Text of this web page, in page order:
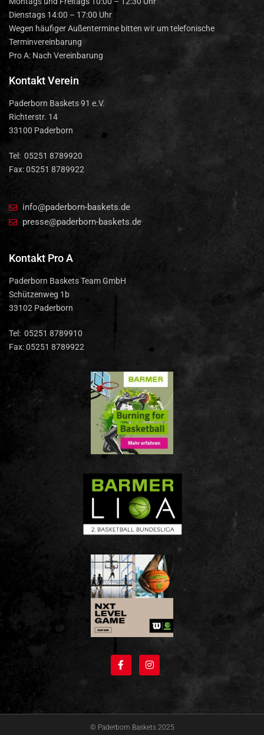
Dienstags 14:00 – 17:00 Uhr
Wegen häufiger Außentermine bitten wir um telefonische
Terminvereinbarung
Pro A: Nach Vereinbarung
Kontakt Verein
Paderborn Baskets 91 e.V.
Richterstr. 14
33100 Paderborn
Tel: 05251 8789920
Fax: 05251 8789922
info@paderborn-baskets.de
presse@paderborn-baskets.de
Kontakt Pro A
Paderborn Baskets Team GmbH
Schützenweg 1b
33102 Paderborn
Tel: 05251 8789910
Fax: 05251 8789922
© Paderborn Baskets 2025